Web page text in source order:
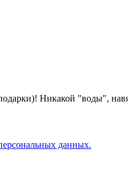
Никакой "воды",
данных.